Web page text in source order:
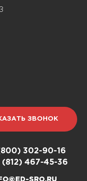
ЗВОНОК
302-90-16
(812) 467-45-36
SRO.RU